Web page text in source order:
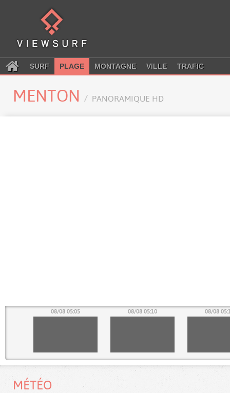
SURF PLAGE MONTAGNE VILLE TRAFIC
MENTON PANORAMIQUE HD
08/08 05:05 08/08 05:10 08/08
MÉTÉO